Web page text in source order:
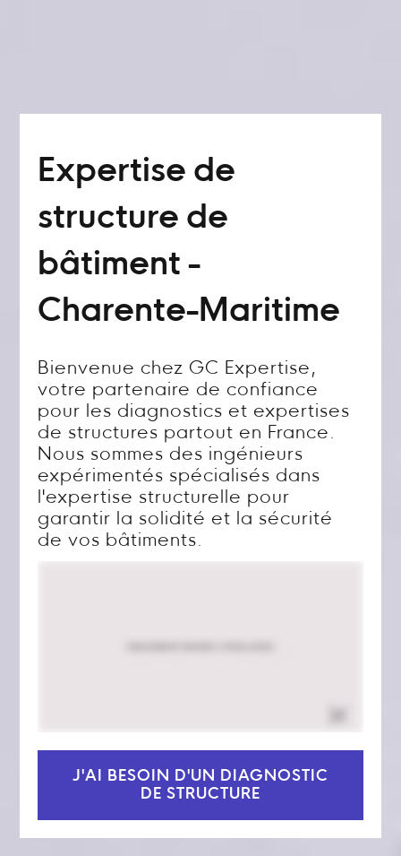
Expertise de
structure de
bâtiment -
Charente-Maritime
Bienvenue chez GC Expertise,
votre partenaire de confiance
pour les diagnostics et expertises
de structures partout en France.
Nous sommes des ingénieurs
expérimentés spécialisés dans
l'expertise structurelle pour
garantir la solidité et la sécurité
de vos bâtiments.
J'AI BESOIN D'UN DIAGNOSTIC
DE STRUCTURE